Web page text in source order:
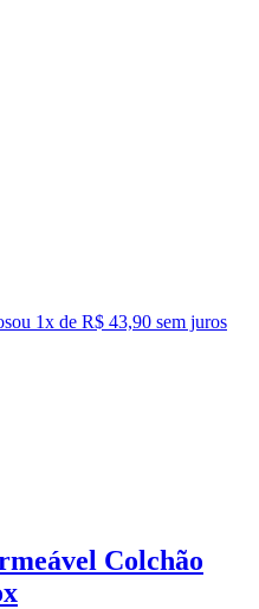
ou 1x de R$ 43,90 sem juros
Colchão